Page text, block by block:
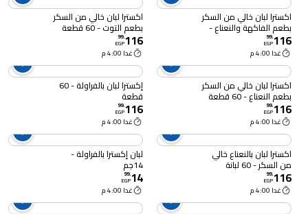
اكسترا لبان خالي من السكر
بطعم الفاكهة والنعناع -
60 قطعة
116
.
99
EGP
غدا 4:00 م
اكسترا لبان خالي من السكر
بطعم التوت - 60 قطعة
116
.
99
EGP
غدا 4:00 م
اكسترا لبان خالي من السكر
بطعم النعناع - 60 قطعة
116
.
99
EGP
غدا 4:00 م
إكسترا لبان بالفراولة - 60
قطعة
116
.
99
EGP
غدا 4:00 م
اكسترا لبان بالنعناع خالي
من السكر - 60 لبانة
116
.
99
EGP
غدا 4:00 م
لبان إكسترا بالفراولة -
14جم
14
.
99
EGP
غدا 4:00 م